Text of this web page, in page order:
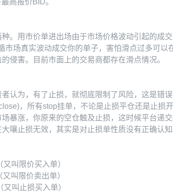
高报价BID。
。用市价单进出场由于市场价格波动引起的成
市场真实波动成交你的单子，害怕滑点过多可
侵害。目前市面上的交易商都存在滑点情况。
认为，有了止损，就彻底限制了风险，这是
，所有stop挂单，不论是止损平仓还是止
暴涨，你原来的空仓触及止损，这时候平台递
嚷止损无效，其实是对止损单性质没有正确认知
叫限价买入单）
叫限价卖出单）
叫止损买入单）